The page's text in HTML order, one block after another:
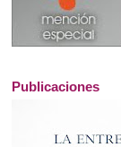
Publicaciones